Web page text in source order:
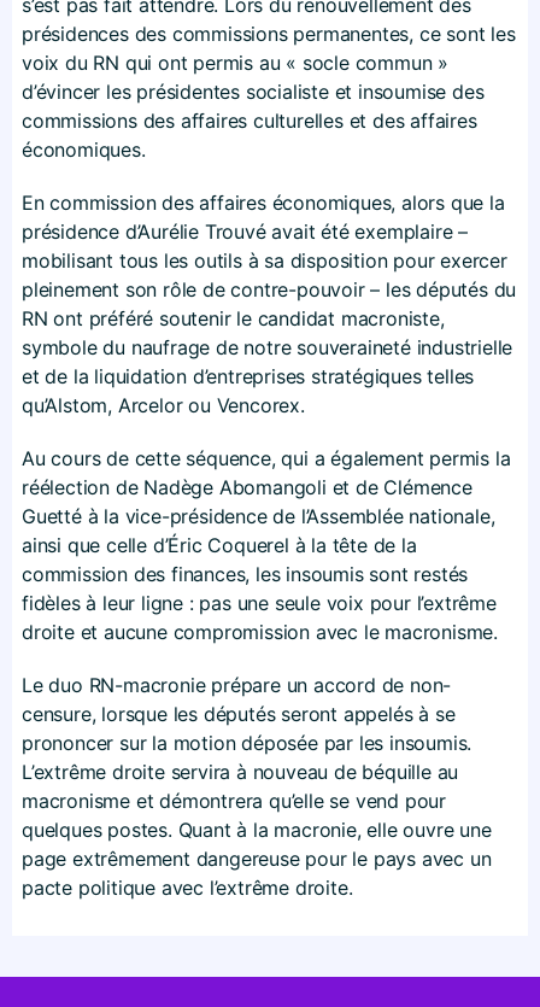
présidences des commissions permanentes, ce sont les
voix du RN qui ont permis au « socle commun »
d’évincer les présidentes socialiste et insoumise des
commissions des affaires culturelles et des affaires
économiques.
En commission des affaires économiques, alors que la
présidence d’Aurélie Trouvé avait été exemplaire –
mobilisant tous les outils à sa disposition pour exercer
pleinement son rôle de contre-pouvoir – les députés du
RN ont préféré soutenir le candidat macroniste,
symbole du naufrage de notre souveraineté industrielle
et de la liquidation d’entreprises stratégiques telles
qu’Alstom, Arcelor ou Vencorex.
Au cours de cette séquence, qui a également permis la
réélection de Nadège Abomangoli et de Clémence
Guetté à la vice-présidence de l’Assemblée nationale,
ainsi que celle d’Éric Coquerel à la tête de la
commission des finances, les insoumis sont restés
fidèles à leur ligne : pas une seule voix pour l’extrême
droite et aucune compromission avec le macronisme.
Le duo RN-macronie prépare un accord de non-
censure, lorsque les députés seront appelés à se
prononcer sur la motion déposée par les insoumis.
L’extrême droite servira à nouveau de béquille au
macronisme et démontrera qu’elle se vend pour
quelques postes. Quant à la macronie, elle ouvre une
page extrêmement dangereuse pour le pays avec un
pacte politique avec l’extrême droite.